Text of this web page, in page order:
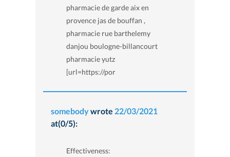
pharmacie de garde aix en
provence jas de bouffan ,
pharmacie rue barthelemy
danjou boulogne-billancourt
pharmacie yutz
[url=https://por
somebodywrote 22/03/2021
at(0/5):
Effectiveness: